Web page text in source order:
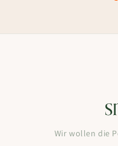
Wir wollen die